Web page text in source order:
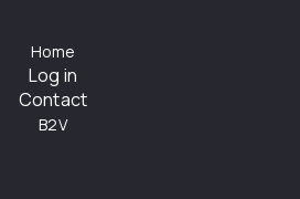
Home
Log in
Contact
B2V